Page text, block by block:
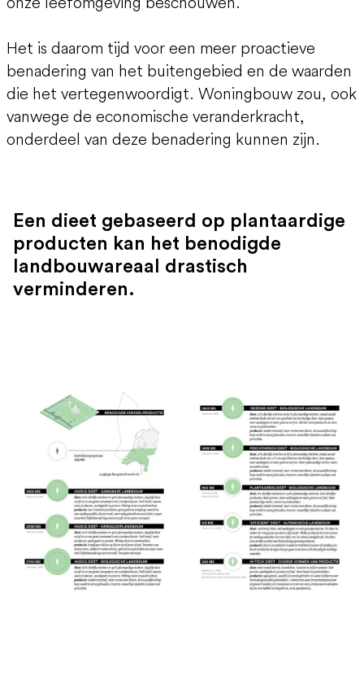
Het is daarom tijd voor een meer proactieve
benadering van het buitengebied en de waarden
die het vertegenwoordigt. Woningbouw zou, ook
vanwege de economische veranderkracht,
onderdeel van deze benadering kunnen zijn.
Een dieet gebaseerd op plantaardige
producten kan het benodigde
landbouwareaal drastisch
verminderen.